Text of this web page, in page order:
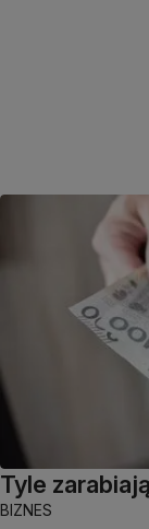
Tyle
BIZNES